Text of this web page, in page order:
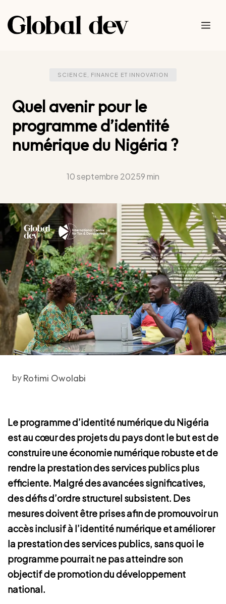
au
contenu
SCIENCE, FINANCE ET INNOVATION
Quel avenir pour le
programme d’identité
numérique du Nigéria ?
10 septembre 20259 min
byRotimi Owolabi
Le programme d’identité numérique du Nigéria
est au cœur des projets du pays dont le but est de
construire une économie numérique robuste et de
rendre la prestation des services publics plus
efficiente. Malgré des avancées significatives,
des défis d’ordre structurel subsistent. Des
mesures doivent être prises afin de promouvoir un
accès inclusif à l’identité numérique et améliorer
la prestation des services publics, sans quoi le
programme pourrait ne pas atteindre son
objectif de promotion du développement
national.